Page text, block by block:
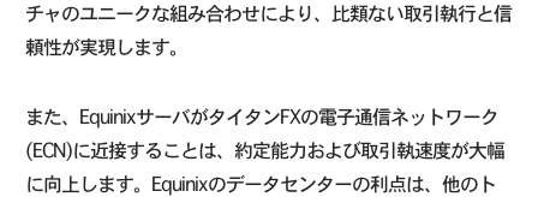
チャのユニークな組み合わせにより、比類ない取引執行と信
頼性が実現します。
また、EquinixサーバがタイタンFXの電子通信ネットワーク
(ECN)に近接することは、約定能力および取引執速度が大幅
に向上します。Equinixのデータセンターの利点は、他のト